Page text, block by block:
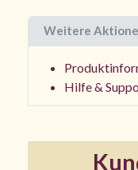
Weitere
Hilfe &